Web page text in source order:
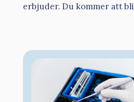
erbjuder. Du kommer att bli